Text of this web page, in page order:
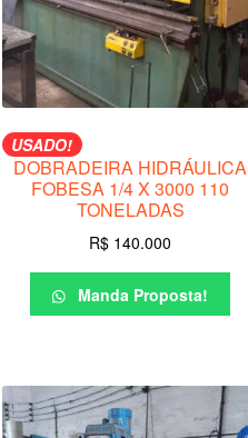
USADO!
DOBRADEIRA HIDRÁULICA
FOBESA 1/4 X 3000 110
TONELADAS
R$ 140.000
Manda Proposta!